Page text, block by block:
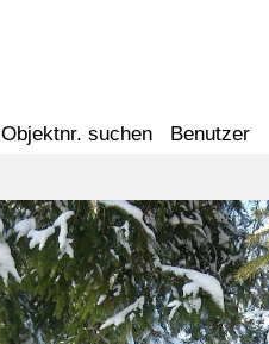
Objektnr. suchen Benutzer